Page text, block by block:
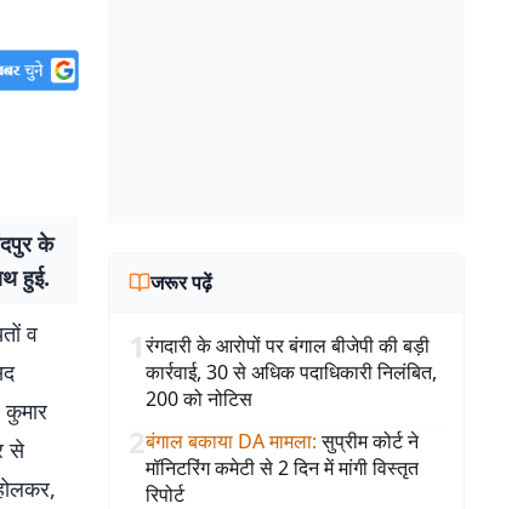
के
हुई.
व
कुमार
से
जरूर पढ़ें
1रंगदारी के आरोपों पर बंगाल बीजेपी की बड़ी
कार्रवाई, 30 से अधिक पदाधिकारी निलंबित,
200 को नोटिस
2बंगाल बकाया DA मामला: सुप्रीम कोर्ट ने
मॉनिटरिंग कमेटी से 2 दिन में मांगी विस्तृत
रिपोर्ट